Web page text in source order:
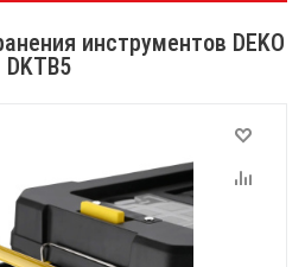
инструментов DEKO
DKTB5